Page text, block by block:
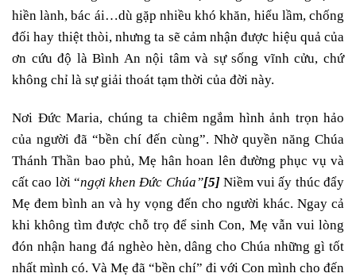
hiền lành, bác ái…dù gặp nhiều khó khăn, hiểu lầm, chống
đối hay thiệt thòi, nhưng ta sẽ cảm nhận được hiệu quả của
ơn cứu độ là Bình An nội tâm và sự sống vĩnh cửu, chứ
không chỉ là sự giải thoát tạm thời của đời này.
Nơi Đức Maria, chúng ta chiêm ngắm hình ảnh trọn hảo
của người đã “bền chí đến cùng”. Nhờ quyền năng Chúa
Thánh Thần bao phủ, Mẹ hân hoan lên đường phục vụ và
cất cao lời “ngợi khen Đức Chúa”[5]Niềm vui ấy thúc đẩy
Mẹ đem bình an và hy vọng đến cho người khác. Ngay cả
khi không tìm được chỗ trọ để sinh Con, Mẹ vẫn vui lòng
đón nhận hang đá nghèo hèn, dâng cho Chúa những gì tốt
nhất mình có. Và Mẹ đã “bền chí” đi với Con mình cho đến